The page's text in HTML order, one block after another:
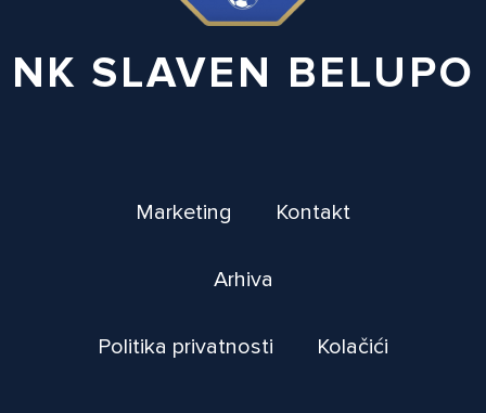
NK SLAVEN BELUPO
Marketing Kontakt
Arhiva
Politika privatnosti Kolačići